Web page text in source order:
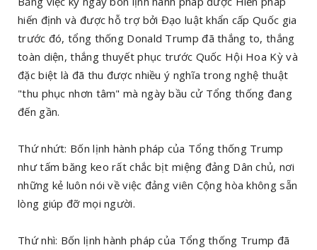
hiến định và được hỗ trợ bởi Đạo luật khẩn cấp Quốc gia
trước đó, tổng thống Donald Trump đã thắng to, thắng
toàn diện, thắng thuyết phục trước Quốc Hội Hoa Kỳ và
đặc biệt là đã thu được nhiều ý nghĩa trong nghệ thuật
"thu phục nhơn tâm" mà ngày bầu cử Tổng thống đang
đến gần.
Thứ nhứt: Bốn lịnh hành pháp của Tổng thống Trump
như tấm băng keo rất chắc bịt miệng đảng Dân chủ, nơi
những kẻ luôn nói về việc đảng viên Cộng hòa không sẵn
lòng giúp đỡ mọi người.
Thứ nhì: Bốn lịnh hành pháp của Tổng thống Trump đã